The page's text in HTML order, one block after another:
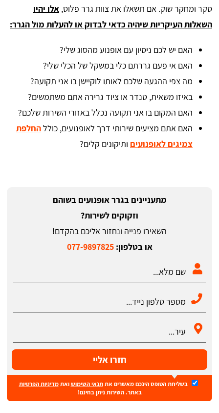
סקר ומחקר שוק. אם תשאלו את צוות גרר פלוס, אלו יהיו
השאלות העיקריות שיהיה כדאי לבדוק או להעלות מול הגרר:
האם יש לכם ניסיון עם אופנוע מהסוג שלי?
האם אי פעם גררתם כלי במשקל של הכלי שלי?
מה צפי ההגעה שלכם לאותו לוקיישן בו אני תקועה?
באיזו משאית, טנדר או ציוד גרירה אתם משתמשים?
האם המקום בו אני תקועה נכלל באזורי השירות שלכם?
האם אתם מציעים שירותי דרך לאופנועים, כוללהחלפת
צמיגים לאופנועים ותיקונים קלים?
מתעניינים בגרר אופנועים בשוהם
וזקוקים לשירות?
השאירו פנייה ונחזור אליכם בהקדם!
או בטלפון:077-9897825
חזרו אליי
בשליחת הטופס הינכם מאשרים אתתנאי השימושואתמדיניות הפרטיות
באתר. השירות ניתן בחינם!